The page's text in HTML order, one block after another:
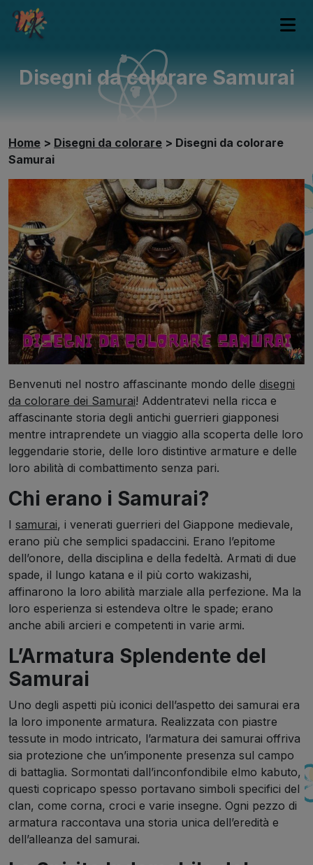
Disegni da colorare Samurai
Home > Disegni da colorare > Disegni da colorare
Samurai
Benvenuti nel nostro affascinante mondo delle disegni
da colorare dei Samurai! Addentratevi nella ricca e
affascinante storia degli antichi guerrieri giapponesi
mentre intraprendete un viaggio alla scoperta delle loro
leggendarie storie, delle loro distintive armature e delle
loro abilità di combattimento senza pari.
Chi erano i Samurai?
I samurai, i venerati guerrieri del Giappone medievale,
erano più che semplici spadaccini. Erano l’epitome
dell’onore, della disciplina e della fedeltà. Armati di due
spade, il lungo katana e il più corto wakizashi,
affinarono la loro abilità marziale alla perfezione. Ma la
loro esperienza si estendeva oltre le spade; erano
anche abili arcieri e competenti in varie armi.
L’Armatura Splendente del
Samurai
Uno degli aspetti più iconici dell’aspetto dei samurai era
la loro imponente armatura. Realizzata con piastre
tessute in modo intricato, l’armatura dei samurai offriva
sia protezione che un’imponente presenza sul campo
di battaglia. Sormontati dall’inconfondibile elmo kabuto,
questi copricapo spesso portavano simboli specifici del
clan, come corna, croci e varie insegne. Ogni pezzo di
armatura raccontava una storia unica dell’eredità e
dell’alleanza del samurai.